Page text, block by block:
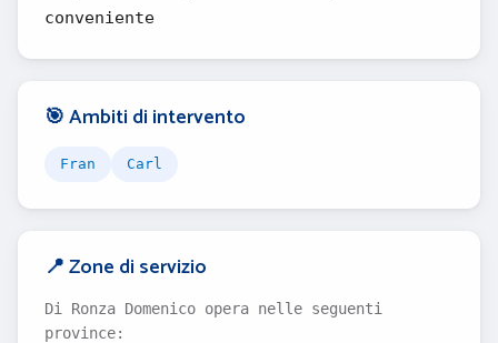
conveniente
🎯 Ambiti di intervento
Fran Carl
📍 Zone di servizio
Di Ronza Domenico opera nelle seguenti
province: